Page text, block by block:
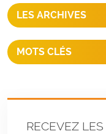
LES ARCHIVES
MOTS CLÉS
RECEVEZ